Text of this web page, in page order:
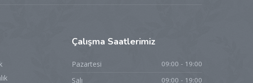
Çalışma Saatlerimiz
Pazartesi 09:00 - 19:00
Salı 09:00 - 19:00